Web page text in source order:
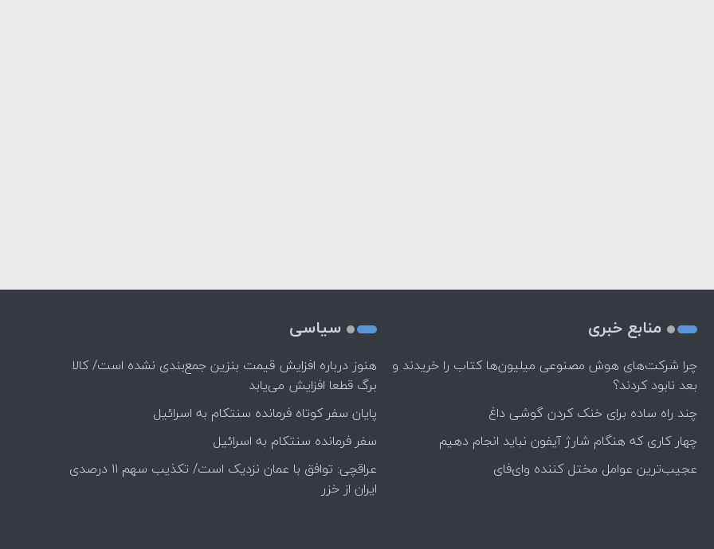
منابع خبری
چرا شرکت‌های هوش مصنوعی میلیون‌ها کتاب را خریدند و
بعد نابود کردند؟
چند راه‌ ساده برای خنک کردن گوشی داغ
چهار کاری که هنگام شارژ آیفون نباید انجام دهیم
عجیب‌ترین عوامل مختل کننده وای‌فای
سیاسی
هنوز درباره افزایش قیمت بنزین جمع‌بندی نشده است/ کالا
برگ قطعا افزایش می‌یابد
پایان سفر کوتاه فرمانده سنتکام به اسرائیل
سفر فرمانده سنتکام به اسرائیل
عراقچی: توافق با عمان نزدیک است/ تکذیب سهم ۱۱ درصدی
ایران از خزر